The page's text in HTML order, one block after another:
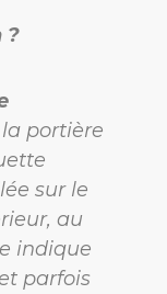
?
portière
sur le
au
indique
parfois